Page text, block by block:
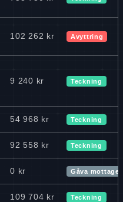
102 262 kr Avyttring
9 240 kr Teckning
54 968 kr Teckning
92 558 kr Teckning
0 kr Gåva
109 704 kr Teckning